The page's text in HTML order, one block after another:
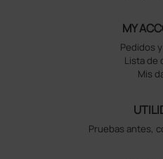
MY
Pedidos
Lista de
Mis
Pruebas antes,